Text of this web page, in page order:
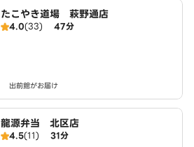
たこやき道場 萩野通店
4.0(33) 47分
出前館がお届け
龍源弁当 北区店
4.5(11) 31分